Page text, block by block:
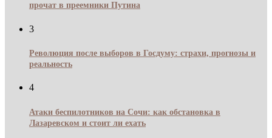
прочат в преемники Путина
3
Революция после выборов в Госдуму: страхи, прогнозы и
реальность
4
Атаки беспилотников на Сочи: как обстановка в
Лазаревском и стоит ли ехать